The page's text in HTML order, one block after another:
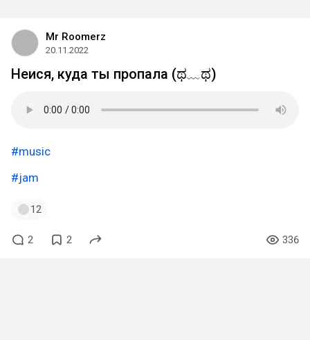
Mr Roomerz
20.11.2022
Неися, куда ты пропала (ಥ﹏ಥ)
#music
#jam
12
2 2 336